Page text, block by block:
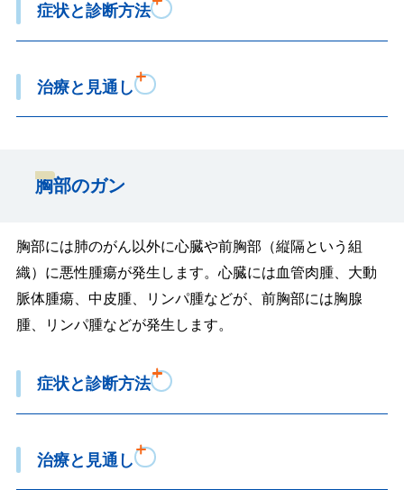
症状と診断方法
治療と見通し
胸部のガン
胸部には肺のがん以外に心臓や前胸部（縦隔という組
織）に悪性腫瘍が発生します。心臓には血管肉腫、大動
脈体腫瘍、中皮腫、リンパ腫などが、前胸部には胸腺
腫、リンパ腫などが発生します。
症状と診断方法
治療と見通し